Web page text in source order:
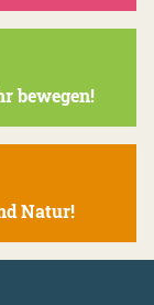
bewegen!
Natur!